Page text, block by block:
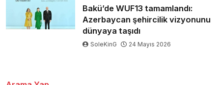
Bakü’de WUF13 tamamlandı:
Azerbaycan şehircilik vizyonunu
dünyaya taşıdı
SoleKinG 24 Mayıs 2026